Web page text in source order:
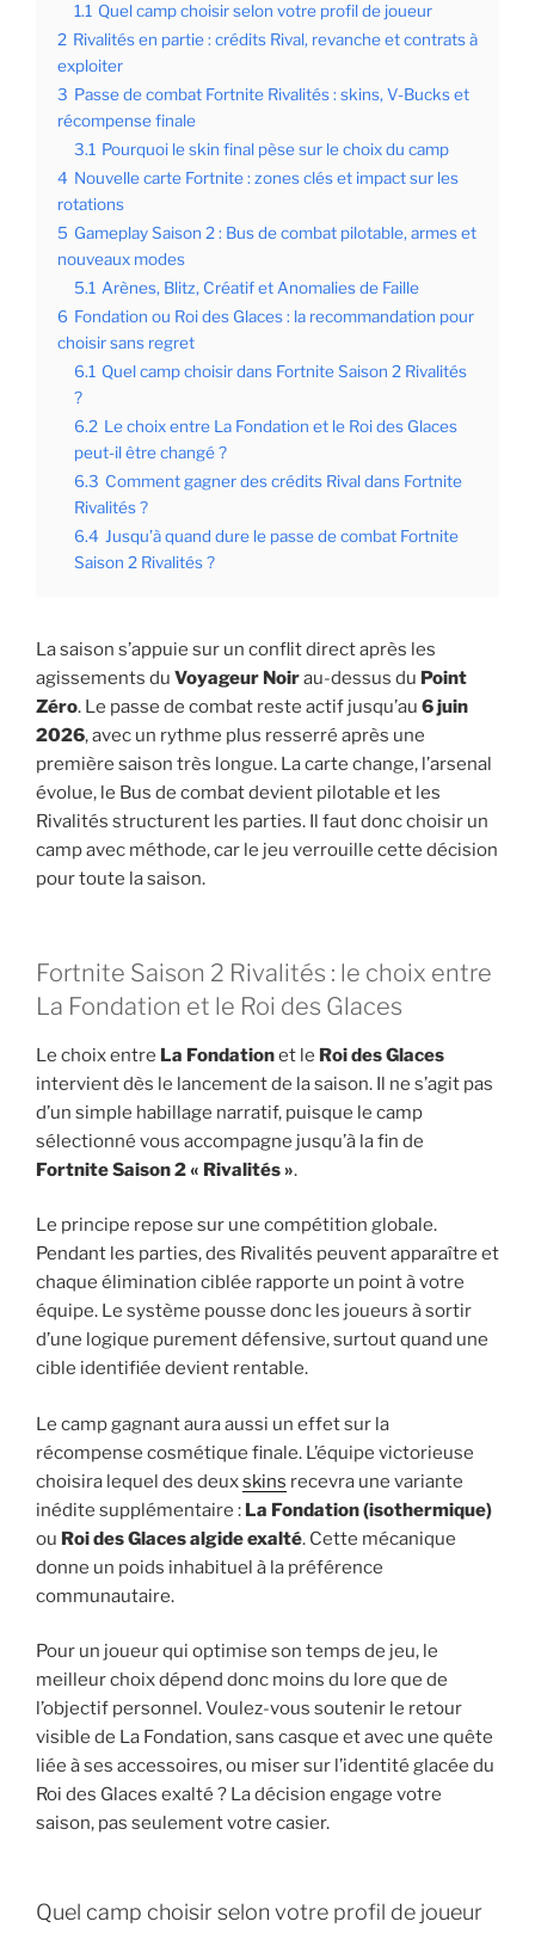
1.1 Quel camp choisir selon votre profil de joueur
2 Rivalités en partie : crédits Rival, revanche et contrats à
exploiter
3 Passe de combat Fortnite Rivalités : skins, V-Bucks et
récompense finale
3.1 Pourquoi le skin final pèse sur le choix du camp
4 Nouvelle carte Fortnite : zones clés et impact sur les
rotations
5 Gameplay Saison 2 : Bus de combat pilotable, armes et
nouveaux modes
5.1 Arènes, Blitz, Créatif et Anomalies de Faille
6 Fondation ou Roi des Glaces : la recommandation pour
choisir sans regret
6.1 Quel camp choisir dans Fortnite Saison 2 Rivalités
?
6.2 Le choix entre La Fondation et le Roi des Glaces
peut-il être changé ?
6.3 Comment gagner des crédits Rival dans Fortnite
Rivalités ?
6.4 Jusqu’à quand dure le passe de combat Fortnite
Saison 2 Rivalités ?
La saison s’appuie sur un conflit direct après les
agissements du Voyageur Noirau-dessus du Point
Zéro. Le passe de combat reste actif jusqu’au 6 juin
2026, avec un rythme plus resserré après une
première saison très longue. La carte change, l’arsenal
évolue, le Bus de combat devient pilotable et les
Rivalités structurent les parties. Il faut donc choisir un
camp avec méthode, car le jeu verrouille cette décision
pour toute la saison.
Fortnite Saison 2 Rivalités : le choix entre
La Fondation et le Roi des Glaces
Le choix entre La Fondationet le Roi des Glaces
intervient dès le lancement de la saison. Il ne s’agit pas
d’un simple habillage narratif, puisque le camp
sélectionné vous accompagne jusqu’à la fin de
Fortnite Saison 2 « Rivalités ».
Le principe repose sur une compétition globale.
Pendant les parties, des Rivalités peuvent apparaître et
chaque élimination ciblée rapporte un point à votre
équipe. Le système pousse donc les joueurs à sortir
d’une logique purement défensive, surtout quand une
cible identifiée devient rentable.
Le camp gagnant aura aussi un effet sur la
récompense cosmétique finale. L’équipe victorieuse
choisira lequel des deuxskins recevra une variante
inédite supplémentaire : La Fondation (isothermique)
ou Roi des Glaces algide exalté. Cette mécanique
donne un poids inhabituel à la préférence
communautaire.
Pour un joueur qui optimise son temps de jeu, le
meilleur choix dépend donc moins du lore que de
l’objectif personnel. Voulez-vous soutenir le retour
visible de La Fondation, sans casque et avec une quête
liée à ses accessoires, ou miser sur l’identité glacée du
Roi des Glaces exalté ? La décision engage votre
saison, pas seulement votre casier.
Quel camp choisir selon votre profil de joueur